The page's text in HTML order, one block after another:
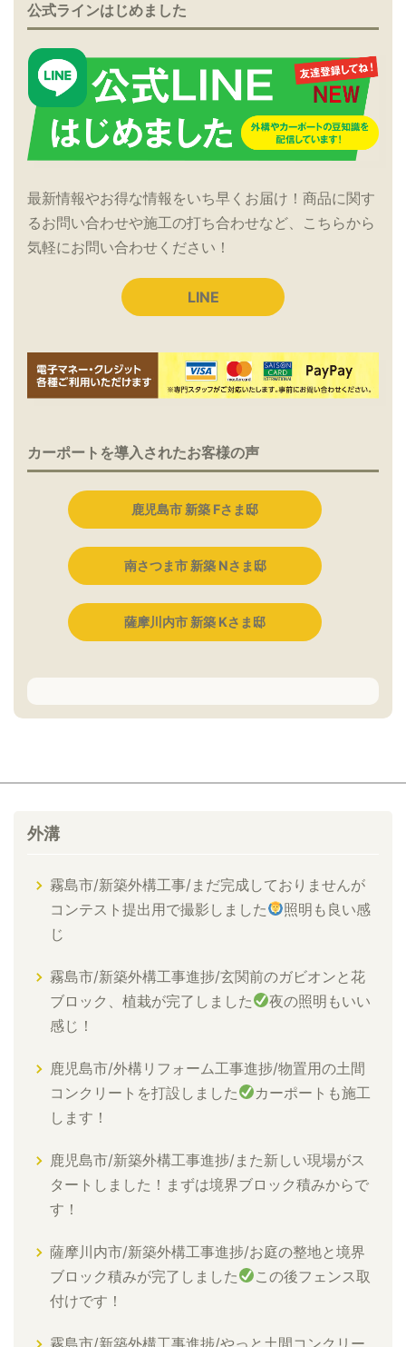
公式ラインはじめました
最新情報やお得な情報をいち早くお届け！商品に関す
るお問い合わせや施工の打ち合わせなど、こちらから
気軽にお問い合わせください！
LINE
カーポートを導入されたお客様の声
鹿児島市 新築 Fさま邸
南さつま市 新築 Nさま邸
薩摩川内市 新築 Kさま邸
外溝
霧島市/新築外構工事/まだ完成しておりませんが
コンテスト提出用で撮影しました
照明も良い感
じ
霧島市/新築外構工事進捗/玄関前のガビオンと花
ブロック、植栽が完了しました
夜の照明もいい
感じ！
鹿児島市/外構リフォーム工事進捗/物置用の土間
コンクリートを打設しました
カーポートも施工
します！
鹿児島市/新築外構工事進捗/また新しい現場がス
タートしました！まずは境界ブロック積みからで
す！
薩摩川内市/新築外構工事進捗/お庭の整地と境界
ブロック積みが完了しました
この後フェンス取
付けです！
霧島市/新築外構工事進捗/やっと土間コンクリー